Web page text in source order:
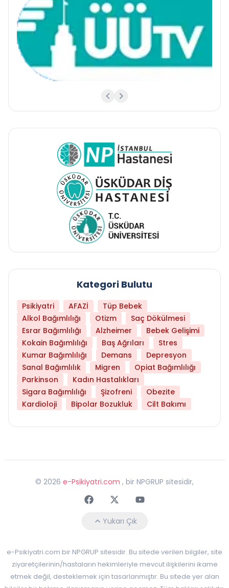
Kategori Bulutu
Psikiyatri AFAZİ
Tüp Bebek
Alkol Bağımlılığı
Otizm
Saç Dökülmesi
Esrar Bağımlılığı
Alzheimer
Bebek Gelişimi
Kokain Bağımlılığı
Baş Ağrıları
Stres
Kumar Bağımlılığı
Demans
Depresyon
Sanal Bağımlılık
Migren
Opiat Bağımlılığı
Parkinson
Kadın Hastalıkları
Sigara Bağımlılığı
Şizofreni
Obezite
Kardioloji
Bipolar Bozukluk Cilt Bakımı
© 2026 e-Psikiyatri.com , bir NPGRUP sitesidir,
FaceebokTwitterYoutube
Yukarı Çık
e-Psikiyatri.com bir NPGRUP sitesidir. Bu sitede verilen bilgiler, site
ziyaretçilerinin/hastaların hekimleriyle mevcut ilişkilerini ikame
etmek değil, desteklemek için tasarlanmıştır. Bu sitede yer alan